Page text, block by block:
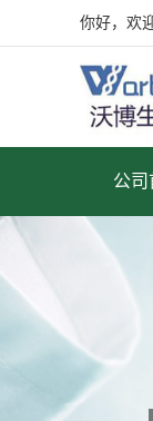
你好，欢
公司